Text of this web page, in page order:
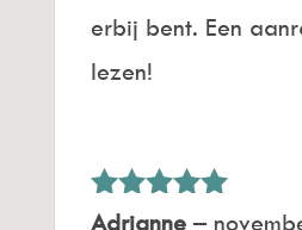
erbij bent. Een
lezen!
Gewaardeerd
Adrianne –